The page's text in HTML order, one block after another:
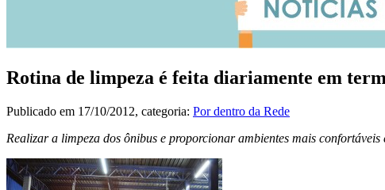
Rotina de limpeza é feita diariamente em
Publicado em 17/10/2012, categoria: Por dentro da Rede
Realizar a limpeza dos ônibus e proporcionar ambientes mais